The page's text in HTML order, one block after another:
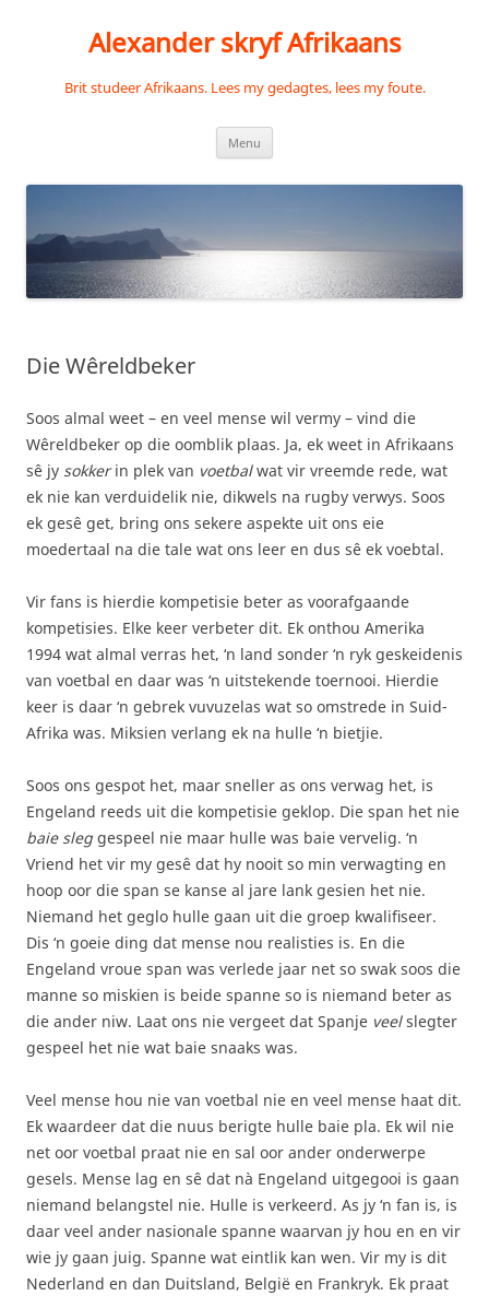
Alexander skryf Afrikaans
Brit studeer Afrikaans. Lees my gedagtes, lees my foute.
Menu
Die Wêreldbeker
Soos almal weet – en veel mense wil vermy – vind die
Wêreldbeker op die oomblik plaas. Ja, ek weet in Afrikaans
sê jy sokkerin plek van voetbalwat vir vreemde rede, wat
ek nie kan verduidelik nie, dikwels na rugby verwys. Soos
ek gesê get, bring ons sekere aspekte uit ons eie
moedertaal na die tale wat ons leer en dus sê ek voebtal.
Vir fans is hierdie kompetisie beter as voorafgaande
kompetisies. Elke keer verbeter dit. Ek onthou Amerika
1994 wat almal verras het, ‘n land sonder ‘n ryk geskeidenis
van voetbal en daar was ‘n uitstekende toernooi. Hierdie
keer is daar ‘n gebrek vuvuzelas wat so omstrede in Suid-
Afrika was. Miksien verlang ek na hulle ‘n bietjie.
Soos ons gespot het, maar sneller as ons verwag het, is
Engeland reeds uit die kompetisie geklop. Die span het nie
baie sleg gespeel nie maar hulle was baie vervelig. ‘n
Vriend het vir my gesê dat hy nooit so min verwagting en
hoop oor die span se kanse al jare lank gesien het nie.
Niemand het geglo hulle gaan uit die groep kwalifiseer.
Dis ‘n goeie ding dat mense nou realisties is. En die
Engeland vroue span was verlede jaar net so swak soos die
manne so miskien is beide spanne so is niemand beter as
die ander niw. Laat ons nie vergeet dat Spanje veelslegter
gespeel het nie wat baie snaaks was.
Veel mense hou nie van voetbal nie en veel mense haat dit.
Ek waardeer dat die nuus berigte hulle baie pla. Ek wil nie
net oor voetbal praat nie en sal oor ander onderwerpe
gesels. Mense lag en sê dat nà Engeland uitgegooi is gaan
niemand belangstel nie. Hulle is verkeerd. As jy ‘n fan is, is
daar veel ander nasionale spanne waarvan jy hou en en vir
wie jy gaan juig. Spanne wat eintlik kan wen. Vir my is dit
Nederland en dan Duitsland, België en Frankryk. Ek praat